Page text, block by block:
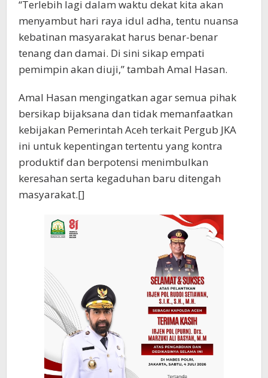
“Terlebih lagi dalam waktu dekat kita akan
menyambut hari raya idul adha, tentu nuansa
kebatinan masyarakat harus benar-benar
tenang dan damai. Di sini sikap empati
pemimpin akan diuji,” tambah Amal Hasan.
Amal Hasan mengingatkan agar semua pihak
bersikap bijaksana dan tidak memanfaatkan
kebijakan Pemerintah Aceh terkait Pergub JKA
ini untuk kepentingan tertentu yang kontra
produktif dan berpotensi menimbulkan
keresahan serta kegaduhan baru ditengah
masyarakat.[]